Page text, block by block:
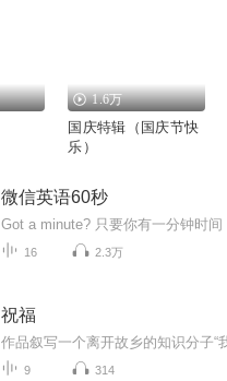
1.6万
国庆特辑（国庆节快
乐）
微信英语60秒
16 2.3万
祝福
9 314